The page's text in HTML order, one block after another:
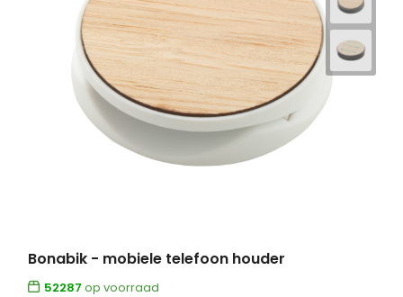
Bonabik - mobiele telefoon houder
52287 op voorraad